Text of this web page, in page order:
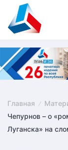
content
Главная
Чепурнов – о
Луганска» на